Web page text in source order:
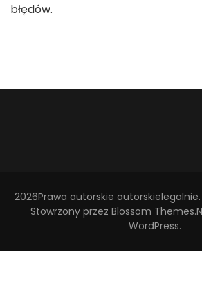
błędów.
2026Prawa autorskie autorskielegalnie.
Stowrzony przez Blossom Themes
WordPress.